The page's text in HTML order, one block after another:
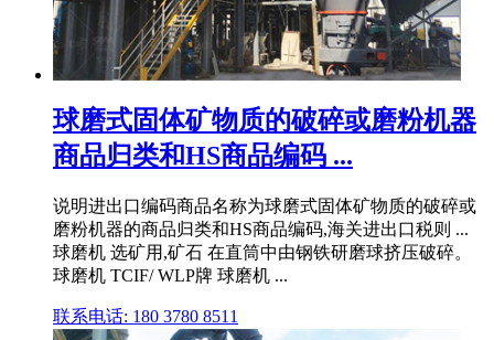
球磨式固体矿物质的破碎或磨粉机器
商品归类和HS商品编码 ...
说明进出口编码商品名称为球磨式固体矿物质的破碎或
磨粉机器的商品归类和HS商品编码,海关进出口税则 ...
球磨机 选矿用,矿石 在直筒中由钢铁研磨球挤压破碎。
球磨机 TCIF/ WLP牌 球磨机 ...
联系电话: 180 3780 8511